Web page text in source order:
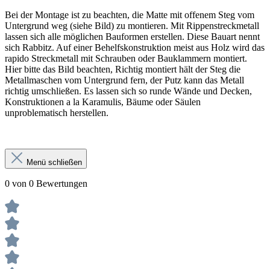
Bei der Montage ist zu beachten, die Matte mit offenem Steg vom
Untergrund weg (siehe Bild) zu montieren. Mit Rippenstreckmetall
lassen sich alle möglichen Bauformen erstellen. Diese Bauart nennt
sich Rabbitz. Auf einer Behelfskonstruktion meist aus Holz wird das
rapido Streckmetall mit Schrauben oder Bauklammern montiert.
Hier bitte das Bild beachten, Richtig montiert hält der Steg die
Metallmaschen vom Untergrund fern, der Putz kann das Metall
richtig umschließen. Es lassen sich so runde Wände und Decken,
Konstruktionen a la Karamulis, Bäume oder Säulen
unproblematisch herstellen.
Menü schließen
0 von 0 Bewertungen